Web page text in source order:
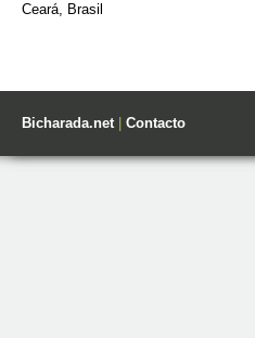
Ceará, Brasil
Bicharada.net| Contacto